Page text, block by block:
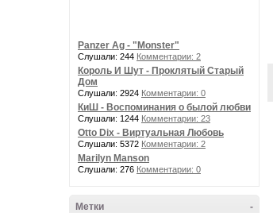
Panzer Ag - "Monster"
Слушали: 244 Комментарии: 2
Король И Шут - Проклятый Старый
Дом
Слушали: 2924 Комментарии: 0
КиШ - Воспоминания о былой любви
Слушали: 1244 Комментарии: 23
Otto Dix - Виртуальная Любовь
Слушали: 5372 Комментарии: 2
Marilyn Manson
Слушали: 276 Комментарии: 0
-
Метки